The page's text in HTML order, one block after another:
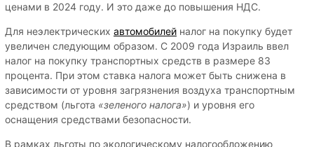
ценами в 2024 году. И это даже до повышения НДС.
Для неэлектрических автомобилей налог на покупку будет
увеличен следующим образом. С 2009 года Израиль ввел
налог на покупку транспортных средств в размере 83
процента. При этом ставка налога может быть снижена в
зависимости от уровня загрязнения воздуха транспортным
средством (льгота «зеленого налога») и уровня его
оснащения средствами безопасности.
В рамках льготы по экологическому налогообложению